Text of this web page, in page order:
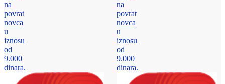
na
povrat
novca
u
iznosu
od
9.000
dinara.
na
povrat
novca
u
iznosu
od
9.000
dinara.